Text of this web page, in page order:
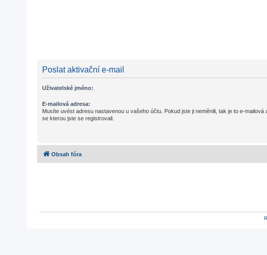
Poslat aktivační e-mail
Uživatelské jméno:
E-mailová adresa:
Musíte uvést adresu nastavenou u vašeho účtu. Pokud jste ji neměnili, tak je to e-mailová
se kterou jste se registrovali.
Obsah fóra